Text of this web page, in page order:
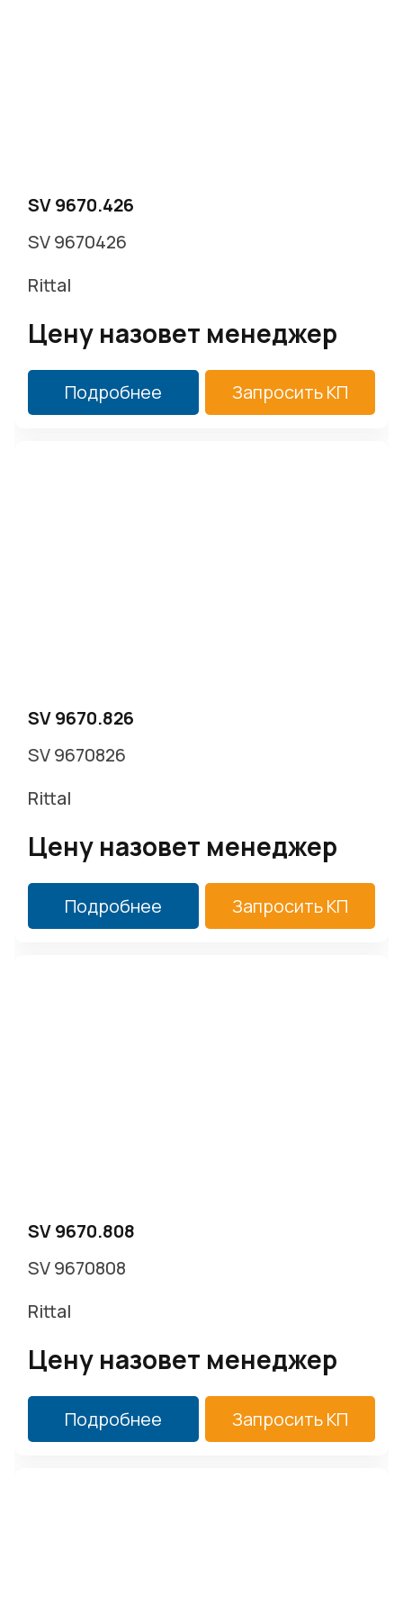
SV 9670.426
SV 9670426
Rittal
Цену назовет менеджер
Подробнее Запросить КП
SV 9670.826
SV 9670826
Rittal
Цену назовет менеджер
Подробнее Запросить КП
SV 9670.808
SV 9670808
Rittal
Цену назовет менеджер
Подробнее Запросить КП